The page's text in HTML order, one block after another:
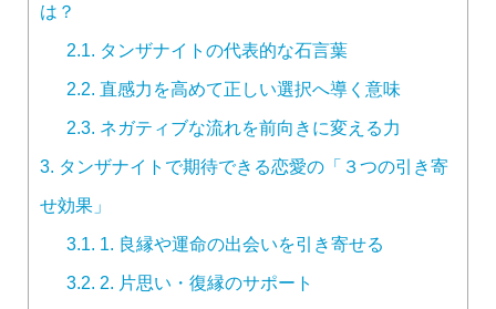
は？
2.1. タンザナイトの代表的な石言葉
2.2. 直感力を高めて正しい選択へ導く意味
2.3. ネガティブな流れを前向きに変える力
3. タンザナイトで期待できる恋愛の「３つの引き寄
せ効果」
3.1. 1. 良縁や運命の出会いを引き寄せる
3.2. 2. 片思い・復縁のサポート